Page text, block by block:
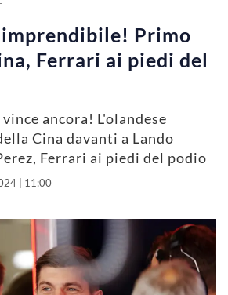
Primo
Ferrari ai piedi del
ancora! L'olandese
Cina davanti a Lando
Ferrari ai piedi del podio
| 11:00